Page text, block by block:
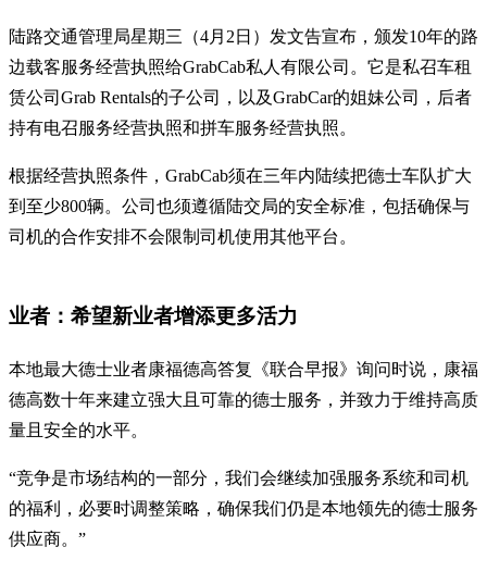
陆路交通管理局星期三（4月2日）发文告宣布，颁发10年的路
边载客服务经营执照给GrabCab私人有限公司。它是私召车租
赁公司Grab Rentals的子公司，以及GrabCar的姐妹公司，后者
持有电召服务经营执照和拼车服务经营执照。
根据经营执照条件，GrabCab须在三年内陆续把德士车队扩大
到至少800辆。公司也须遵循陆交局的安全标准，包括确保与
司机的合作安排不会限制司机使用其他平台。
业者：希望新业者增添更多活力
本地最大德士业者康福德高答复《联合早报》询问时说，康福
德高数十年来建立强大且可靠的德士服务，并致力于维持高质
量且安全的水平。
“竞争是市场结构的一部分，我们会继续加强服务系统和司机
的福利，必要时调整策略，确保我们仍是本地领先的德士服务
供应商。”